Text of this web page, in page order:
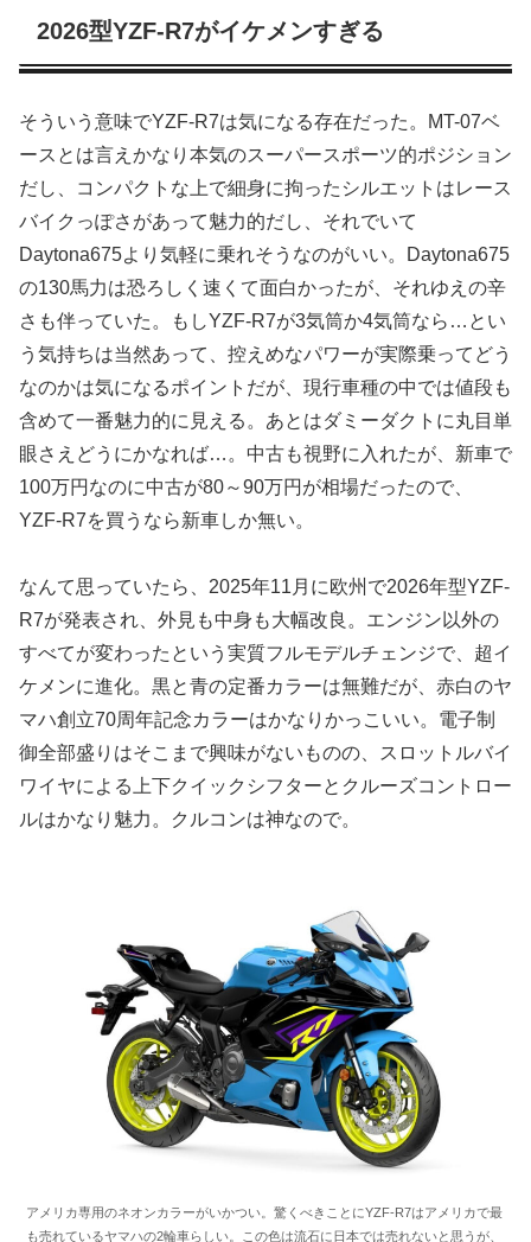
2026型YZF-R7がイケメンすぎる
そういう意味でYZF-R7は気になる存在だった。MT-07ベ
ースとは言えかなり本気のスーパースポーツ的ポジション
だし、コンパクトな上で細身に拘ったシルエットはレース
バイクっぽさがあって魅力的だし、それでいて
Daytona675より気軽に乗れそうなのがいい。Daytona675
の130馬力は恐ろしく速くて面白かったが、それゆえの辛
さも伴っていた。もしYZF-R7が3気筒か4気筒なら…とい
う気持ちは当然あって、控えめなパワーが実際乗ってどう
なのかは気になるポイントだが、現行車種の中では値段も
含めて一番魅力的に見える。あとはダミーダクトに丸目単
眼さえどうにかなれば…。中古も視野に入れたが、新車で
100万円なのに中古が80～90万円が相場だったので、
YZF-R7を買うなら新車しか無い。
なんて思っていたら、2025年11月に欧州で2026年型YZF-
R7が発表され、外見も中身も大幅改良。エンジン以外の
すべてが変わったという実質フルモデルチェンジで、超イ
ケメンに進化。黒と青の定番カラーは無難だが、赤白のヤ
マハ創立70周年記念カラーはかなりかっこいい。電子制
御全部盛りはそこまで興味がないものの、スロットルバイ
ワイヤによる上下クイックシフターとクルーズコントロー
ルはかなり魅力。クルコンは神なので。
アメリカ専用のネオンカラーがいかつい。驚くべきことにYZF-R7はアメリカで最
も売れているヤマハの2輪車らしい。この色は流石に日本では売れないと思うが、